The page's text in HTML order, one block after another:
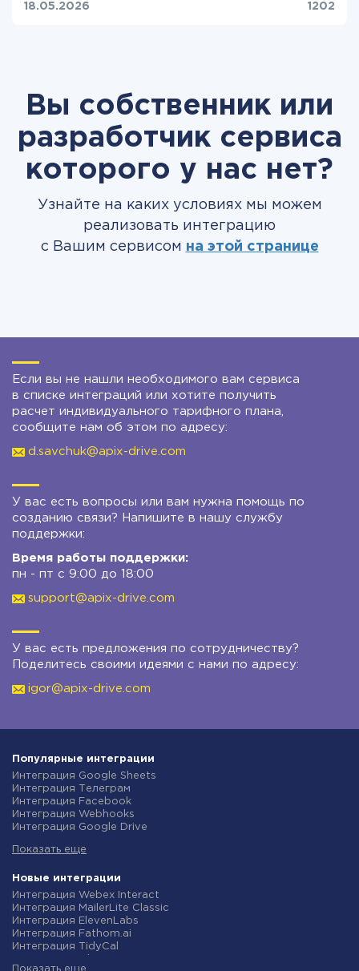
18.05.2026 1202
Вы собственник или
разработчик сервиса
которого у нас нет?
Узнайте на каких условиях мы можем
реализовать интеграцию
с Вашим сервисом на этой странице
Если вы не нашли необходимого вам сервиса
в списке интеграций или хотите получить
расчет индивидуального тарифного плана,
сообщите нам об этом по адресу:
d.savchuk@apix-drive.com
У вас есть вопросы или вам нужна помощь по
созданию связи? Напишите в нашу службу
поддержки:
Время работы поддержки:
пн - пт с 9:00 до 18:00
support@apix-drive.com
У вас есть предложения по сотрудничеству?
Поделитесь своими идеями с нами по адресу:
igor@apix-drive.com
Популярные интеграции
Интеграция Google Sheets
Интеграция Телеграм
Интеграция Facebook
Интеграция Webhooks
Интеграция Google Drive
Интеграция Gmail
Интеграция Новая Почта
Интеграция Binotel
Интеграция OpenAI (ChatGPT)
Интеграция Prom
Интеграция Приват24
Интеграция OLX
Интеграция TurboSMS
Интеграция SendPulse
Показать еще
Новые интеграции
Интеграция Webex Interact
Интеграция MailerLite Classic
Интеграция ElevenLabs
Интеграция Fathom.ai
Интеграция TidyCal
Показать еще